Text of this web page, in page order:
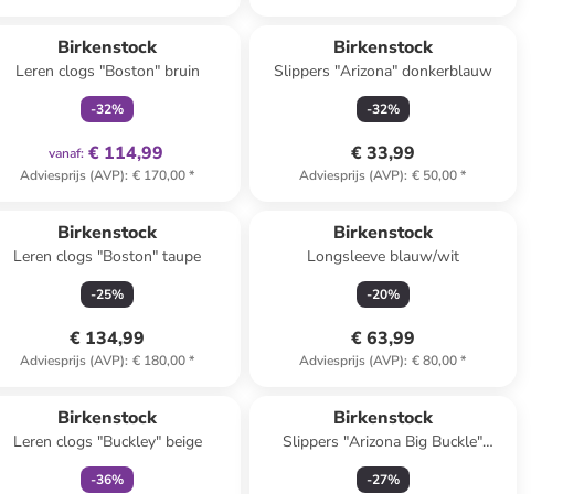
Birkenstock
Leren clogs "Boston" bruin
-32%
vanaf: € 114,99
Adviesprijs (AVP): € 170,00*
Birkenstock
Slippers "Arizona" donkerblauw
-32%
€ 33,99
Adviesprijs (AVP): € 50,00*
Birkenstock
Leren clogs "Boston" taupe
-25%
€ 134,99
Adviesprijs (AVP): € 180,00*
Birkenstock
Longsleeve blauw/wit
-20%
€ 63,99
Adviesprijs (AVP): € 80,00*
Birkenstock
Leren clogs "Buckley" beige
-36%
Birkenstock
Slippers "Arizona Big Buckle"
lichtroze
-27%